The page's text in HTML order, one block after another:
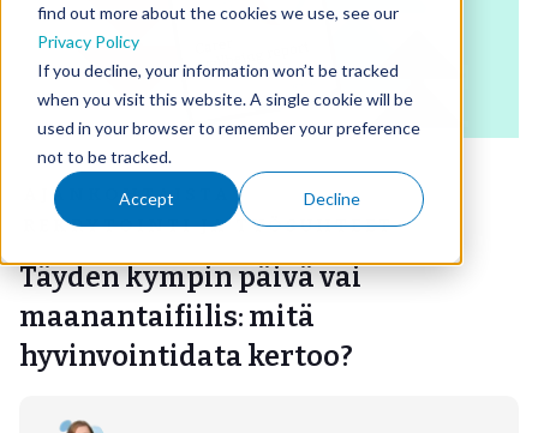
find out more about the cookies we use, see our
Privacy Policy
If you decline, your information won’t be tracked
when you visit this website. A single cookie will be
used in your browser to remember your preference
not to be tracked.
Accept Decline
Miksi Nursebuddy?
Hinnat
Tehtävämme
Blogi
AJANKOHTAISTA
REKRYTOINTI JA TYÖSUHTEET
Täyden kympin päivä vai
maanantaifiilis: mitä
hyvinvointidata kertoo?